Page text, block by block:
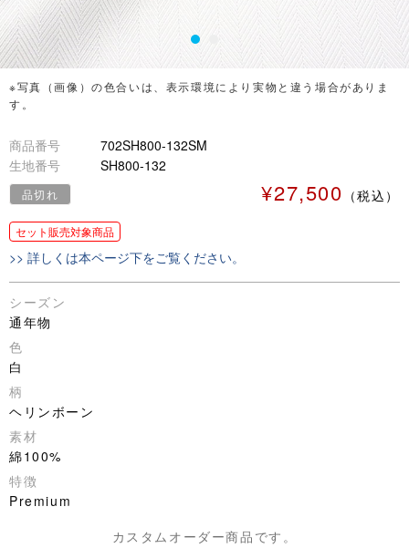
※写真（画像）の色合いは、表示環境により実物と違う場合がありま
す。
商品番号
702SH800-132SM
生地番号
SH800-132
¥27,500 （税込）
品切れ
セット販売対象商品
>> 詳しくは本ページ下をご覧ください。
シーズン
通年物
色
白
柄
ヘリンボーン
素材
綿100%
特徴
Premium
カスタムオーダー商品です。